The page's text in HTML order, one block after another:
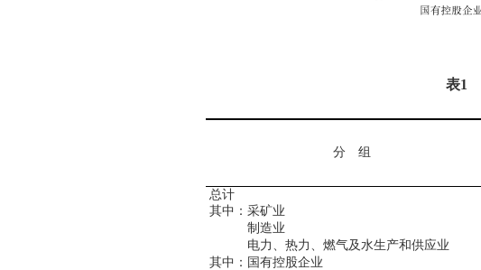
表1
分 组
总计
其中：采矿业
制造业
电力、热力、燃气及水生产和供应业
其中：国有控股企业